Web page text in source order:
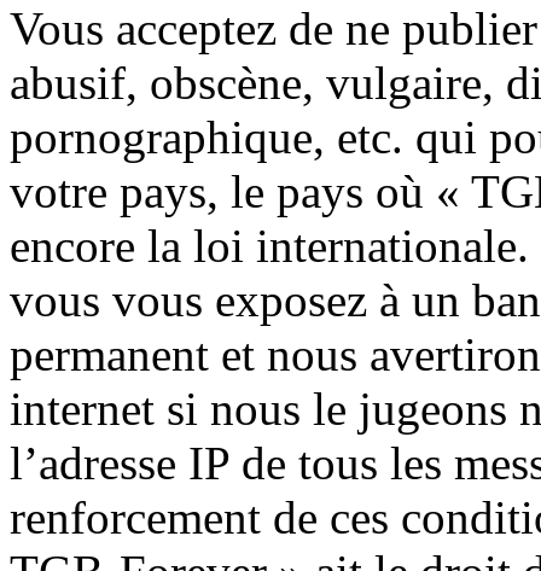
Vous acceptez de ne
abusif, obscène, vulgaire,
pornographique, etc. qui
votre pays, le pays où «
encore la loi internationale.
vous vous exposez à un
permanent et nous
internet si nous le jugeons
l’adresse IP de tous les
renforcement de ces